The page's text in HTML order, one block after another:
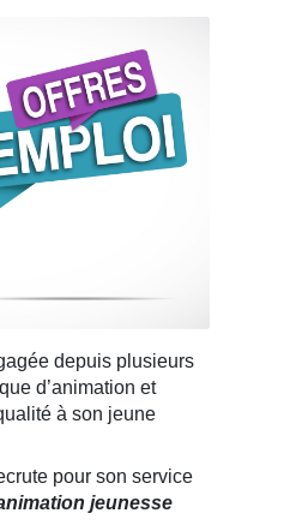
depuis plusieurs
d’animation et
à son jeune
pour son service
jeunesse